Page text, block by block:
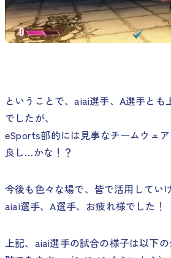
ということで、aiai選手、A選手とも
でしたが、
eSports部的には見事なチームウェ
良し…かな！？
今後も色々な場で、皆で活用してい
aiai選手、A選手、お疲れ様でした！
上記、aiai選手の試合の様子は以下